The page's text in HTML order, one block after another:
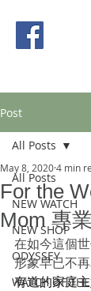
Post
All Posts
NEW WATCH
NEW SHOP
ODYSSEY
WATCH OF
All Posts
For the
Mom 專
May 8, 20204 min
在如今這個
形象早已不再
有道的家庭